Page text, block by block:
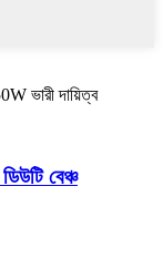
​​বেঞ্চ